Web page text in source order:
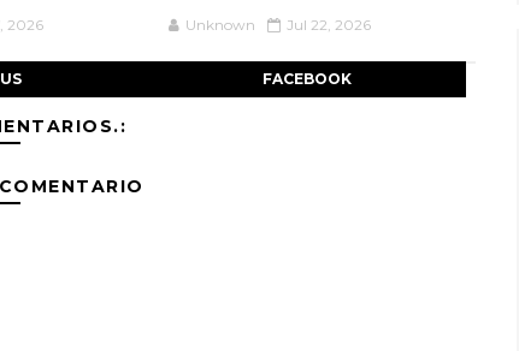
2026 Unknown Jul 22, 2026
FACEBOOK